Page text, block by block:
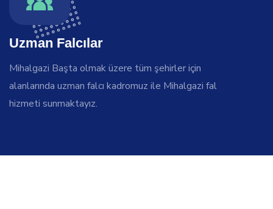
Uzman Falcılar
Mihalgazi Başta olmak üzere tüm şehirler için
alanlarında uzman falcı kadromuz ile Mihalgazi fal
hizmeti sunmaktayız.